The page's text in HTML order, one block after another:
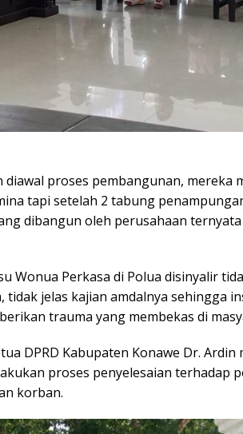
diawal proses pembangunan, mereka
tapi setelah 2 tabung
dibangun oleh perusahaan
Wonua Perkasa di Polua disinyalir
jelas kajian amdalnya sehingga
trauma yang membekas di
DPRD Kabupaten Konawe Dr. Ardin
proses penyelesaian terhadap
korban.